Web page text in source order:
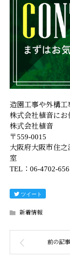
造園工事や外構工
株式会社植音にお
株式会社植音
〒559-0015
大阪府大阪市住之
室
TEL：06-4702-
ツイート
新着情報